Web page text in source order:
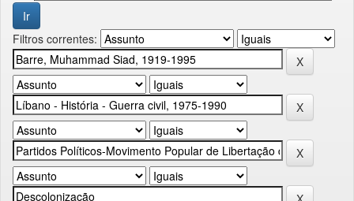
Filtros correntes: